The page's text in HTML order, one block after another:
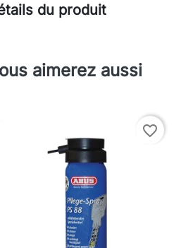
du produit
aimerez aussi
favorite_border